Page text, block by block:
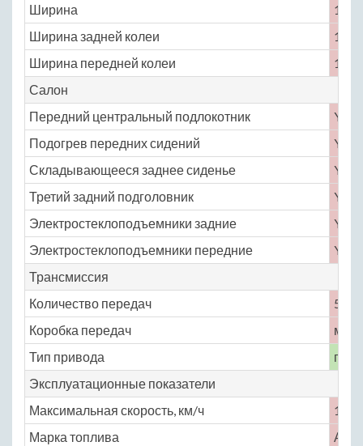
Ширина
1748
Ширина задней колеи
1492
Ширина передней колеи
1494
Салон
Передний центральный подлокотник
Yes
Подогрев передних сидений
Yes
Складывающееся заднее сиденье
Yes
Третий задний подголовник
Yes
Электростеклоподъемники задние
Yes
Электростеклоподъемники передние
Yes
Трансмиссия
Количество передач
5
Коробка передач
Тип привода
Эксплуатационные показатели
Максимальная скорость, км/ч
175
Марка топлива
АИ-